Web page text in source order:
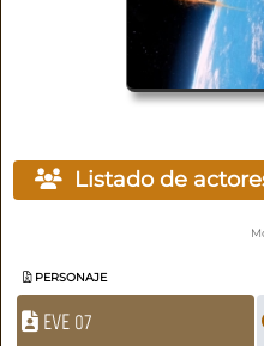
Listado de
PERSONAJE
EVE 07